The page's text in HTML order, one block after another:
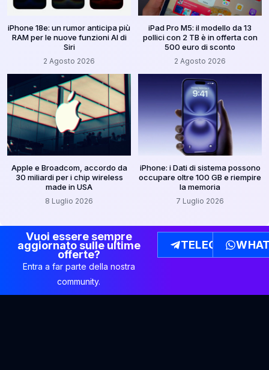
iPhone 18e: un rumor anticipa più
RAM per le nuove funzioni AI di
Siri
2 Agosto 2026
iPad Pro M5: il modello da 13
pollici con 2 TB è in offerta con
500 euro di sconto
2 Agosto 2026
Apple e Broadcom, accordo da
30 miliardi per i chip wireless
made in USA
8 Luglio 2026
iPhone: i Dati di sistema possono
occupare oltre 100 GB e riempire
la memoria
7 Luglio 2026
Vuoi essere sempre
aggiornato sulle ultime
offerte?
Entra a far parte della nostra
community.
TELEGRAM